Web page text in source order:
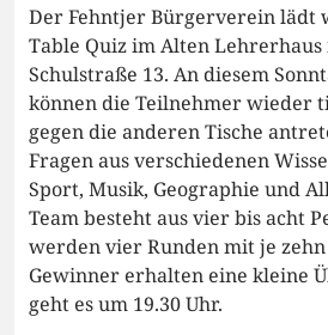
Der Fehntjer Bürgerverein lädt
Table Quiz im Alten
Schulstraße 13. An diesem
können die Teilnehmer wieder
gegen die anderen Tische
Fragen aus verschiedenen
Sport, Musik, Geographie und
Team besteht aus vier bis acht
werden vier Runden mit je zehn
Gewinner erhalten eine kleine
geht es um 19.30 Uhr.